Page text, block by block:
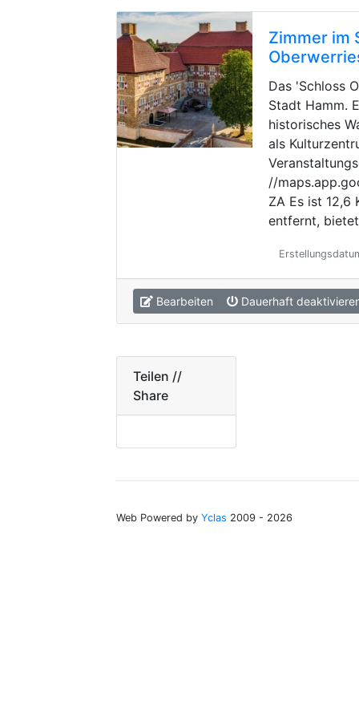
Zimmer im
Das 'Schloss
Stadt Hamm.
historisches
als
//
ZA Es ist 12,6
entfernt,
Bearbeiten Dauerhaft
Teilen //
Share
Web Powered by Yclas 2009 - 2026